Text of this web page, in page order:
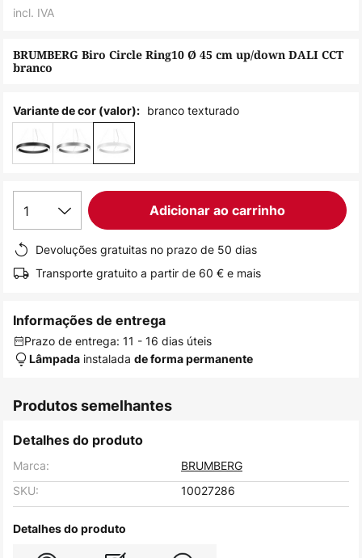
da
Galeria
imagens
BRUMBERG Biro Circle Ring10 Ø 45 cm up/down DALI CCT
branco
incl. IVA
Variante de cor (valor): branco texturado
1 Adicionar ao carrinho
Devoluções gratuitas no prazo de 50 dias
Transporte gratuito a partir de 60 € e mais
Informações de entrega
Prazo de entrega: 11 - 16 dias úteis
Lâmpada instalada de forma permanente
Produtos semelhantes
Detalhes do produto
Marca:
BRUMBERG
SKU:
10027286
Detalhes do produto